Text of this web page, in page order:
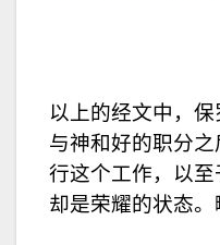
以上的经文中，
与神和好的职分
行这个工作，以
却是荣耀的状态。